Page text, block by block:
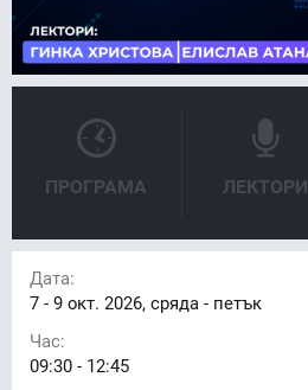
ПРОГРАМА ЛЕКТОРИ
Дата:
7 - 9 окт. 2026, сряда - петък
Час:
09:30 - 12:45